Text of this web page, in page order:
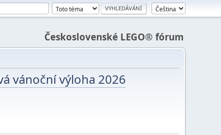
Československé LEGO® fórum
vánoční výloha 2026